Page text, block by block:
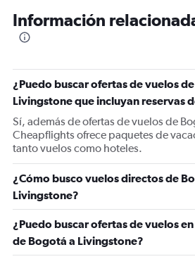
Información
¿Puedo buscar ofertas de vuelos
Livingstone que incluyan reservas
Sí, además de ofertas de vuelos de
Cheapflights ofrece paquetes de
tanto vuelos como hoteles.
¿Cómo busco vuelos directos de
Livingstone?
¿Puedo buscar ofertas de vuelos
de Bogotá a Livingstone?